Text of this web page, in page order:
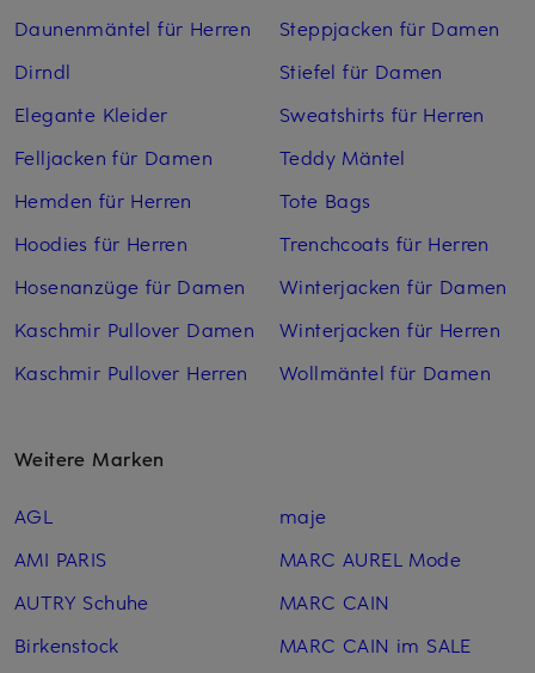
Daunenmäntel für Herren
Dirndl
Elegante Kleider
Felljacken für Damen
Hemden für Herren
Hoodies für Herren
Hosenanzüge für Damen
Kaschmir Pullover Damen
Kaschmir Pullover Herren
Steppjacken für Damen
Stiefel für Damen
Sweatshirts für Herren
Teddy Mäntel
Tote Bags
Trenchcoats für Herren
Winterjacken für Damen
Winterjacken für Herren
Wollmäntel für Damen
Weitere Marken
AGL
AMI PARIS
AUTRY Schuhe
Birkenstock
maje
MARC AUREL Mode
MARC CAIN
MARC CAIN im SALE